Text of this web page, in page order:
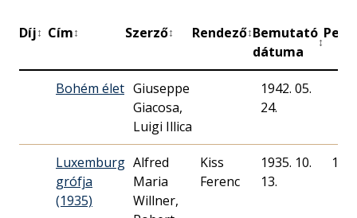
Díj↕ Cím↕ Szerző↕ Rendező↕Bemutató
dátuma
↕
Perc
Bohém élet Giuseppe
Giacosa,
Luigi Illica
1942. 05.
24.
Luxemburg
grófja
(1935)
Alfred
Maria
Willner,
Kiss
Ferenc
1935. 10.
13.
140